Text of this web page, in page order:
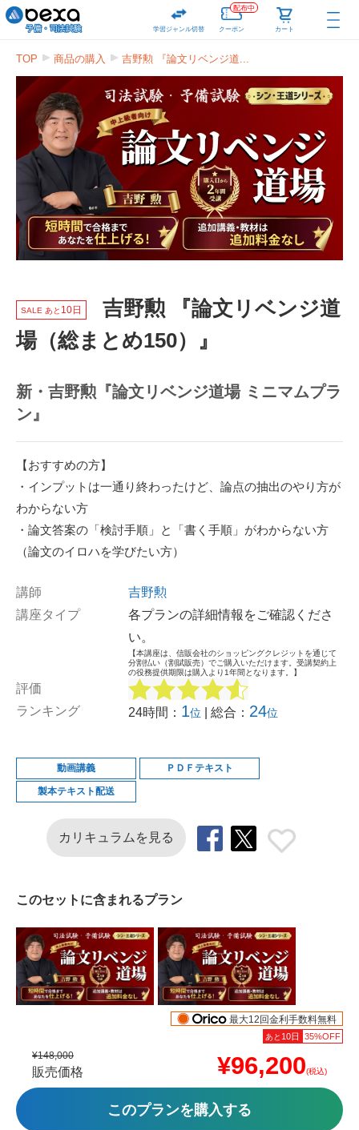
学習ジャンル切替 クーポン
配布中
カート
TOP 商品の購入 吉野勲 『論文リベンジ道...
SALE あと 10日
吉野勲 『論文リベンジ道
場（総まとめ150）』
新・吉野勲『論文リベンジ道場 ミニマムプラ
ン』
【おすすめの方】
・インプットは一通り終わったけど、論点の抽出のやり方が
わからない方
・論文答案の「検討手順」と「書く手順」がわからない方
（論文のイロハを学びたい方）
講師
吉野勲
講座タイプ
各プランの詳細情報をご確認くださ
い。
【本講座は、信販会社のショッピングクレジットを通じて
分割払い（割賦販売）でご購入いただけます。受講契約上
の役務提供期限は購入より1年間となります。】
評価
ランキング
24時間： 1位 | 総合： 24位
動画講義 ＰＤＦテキスト
製本テキスト配送
カリキュラムを見る
このセットに含まれるプラン
あと 10日 35%OFF
最大12回金利手数料無料
¥148,000
販売価格 ¥96,200(税込)
このプランを購入する